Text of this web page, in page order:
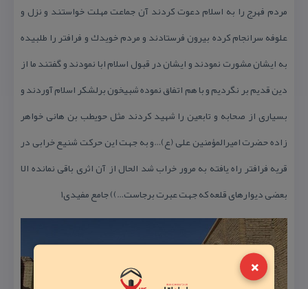
×
مردم فهرج را به اسلام دعوت كردند آن جماعت مهلت خواستند و نزل و
علوفه سرانجام كرده بیرون فرستادند و مردم خویدك و فرافتر را طلبیده
به ایشان مشورت نمودند و ایشان در قبول اسلام ابا نمودند و گفتند ما از
دین قدیم بر نگردیم و با هم اتفاق نموده شبیخون برلشكر اسلام آوردند و
بسیاری از صحابه و تابعین را شهید كردند مثل حویطب بن هانی خواهر
زاده حضرت امیرالمؤمنین علی (ع)…و به جهت این حركت شنیع خرابی در
قریه فرافتر راه یافته به مرور خراب شد الحال از آن اثری باقی نمانده الا
بعضی دیوارهای قلعه كه جهت عبرت برجاست…)) جامع مفیدی۱